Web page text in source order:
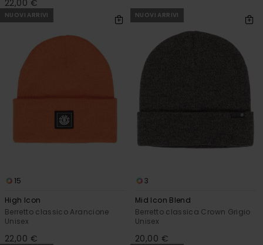
22,00 €
NUOVI ARRIVI
15
High Icon
Berretto classico Arancione
Unisex
22,00 €
NUOVI ARRIVI
3
Mid Icon Blend
Berretto classica Crown Grigio
Unisex
20,00 €